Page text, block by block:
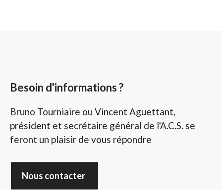
Besoin d'informations ?
Bruno Tourniaire ou Vincent Aguettant,
président et secrétaire général de l'A.C.S. se
feront un plaisir de vous répondre
Nous contacter